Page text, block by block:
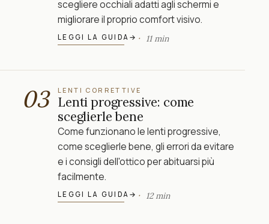
scegliere occhiali adatti agli schermi e
migliorare il proprio comfort visivo.
LEGGI LA GUIDA → 11 min
03 LENTI CORRETTIVE
Lenti progressive: come
sceglierle bene
Come funzionano le lenti progressive,
come sceglierle bene, gli errori da evitare
e i consigli dell'ottico per abituarsi più
facilmente.
LEGGI LA GUIDA → 12 min